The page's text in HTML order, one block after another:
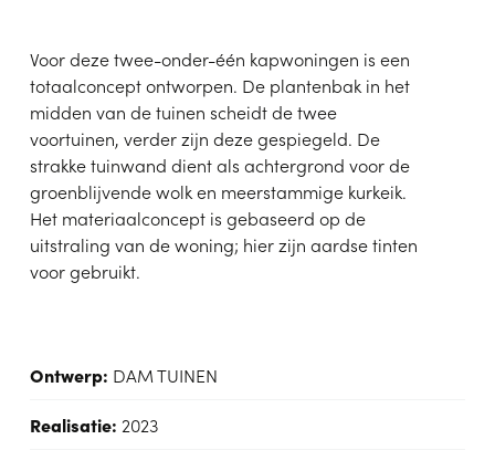
Voor deze twee-onder-één kapwoningen is een
totaalconcept ontworpen. De plantenbak in het
midden van de tuinen scheidt de twee
voortuinen, verder zijn deze gespiegeld. De
strakke tuinwand dient als achtergrond voor de
groenblijvende wolk en meerstammige kurkeik.
Het materiaalconcept is gebaseerd op de
uitstraling van de woning; hier zijn aardse tinten
voor gebruikt.
Ontwerp: DAM TUINEN
Realisatie: 2023